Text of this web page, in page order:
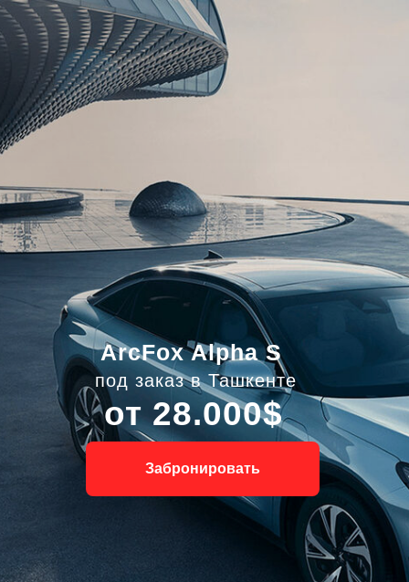
ArcFox Alpha S
Забронировать
от 28.000$
под заказ в Ташкенте